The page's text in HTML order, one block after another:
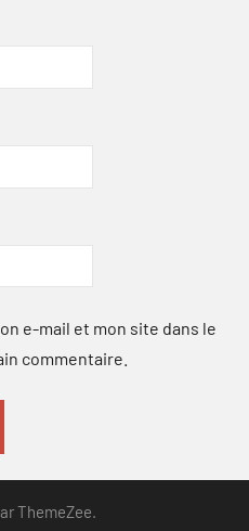
e-mail et mon site dans le
commentaire.
ThemeZee.